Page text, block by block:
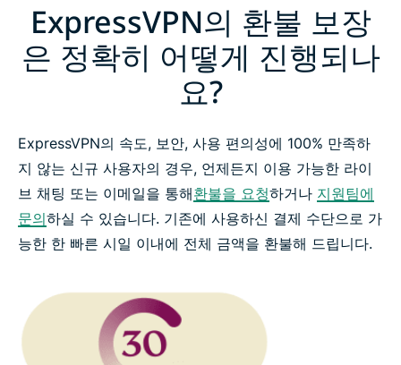
ExpressVPN의 환불 보장은 정확히 어떻게 진행되나
요?
환불 보장 기간은 한 달인가요? 아니면 30일인가요?
환불 보장이 VPN 무료 체험보다 나은 이유는 무엇인가
요?
자주 묻는 질문
ExpressVPN의 환불 보장
은 정확히 어떻게 진행되나
요?
ExpressVPN의 속도, 보안, 사용 편의성에 100% 만족하
지 않는 신규 사용자의 경우, 언제든지 이용 가능한 라이
브 채팅 또는 이메일을 통해환불을 요청하거나 지원팀에
문의하실 수 있습니다. 기존에 사용하신 결제 수단으로 가
능한 한 빠른 시일 이내에 전체 금액을 환불해 드립니다.